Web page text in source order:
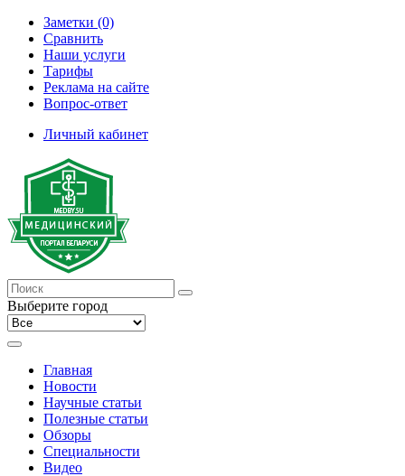
Заметки (0)
Сравнить
Наши услуги
Тарифы
Реклама на сайте
Вопрос-ответ
Личный кабинет
Выберите город
Главная
Новости
Научные статьи
Полезные статьи
Обзоры
Специальности
Видео